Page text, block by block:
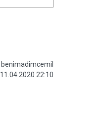
benimadimcemil
11.04.2020 22:10